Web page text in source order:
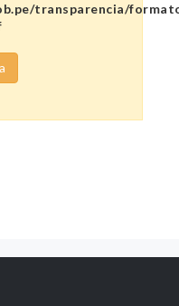
transparencia/